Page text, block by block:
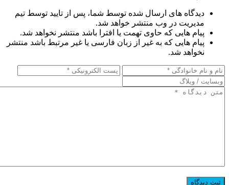
دیدگاه های ارسال شده توسط شما، پس از تایید توسط تیم
مدیریت در وب منتشر خواهد شد.
پیام هایی که حاوی تهمت یا افترا باشد منتشر نخواهد شد.
پیام هایی که به غیر از زبان فارسی یا غیر مرتبط باشد منتشر
نخواهد شد.